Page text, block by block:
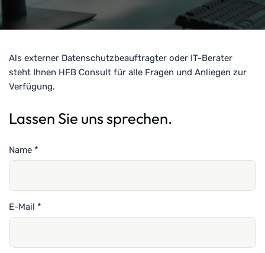
Als externer Datenschutzbeauftragter oder IT-Berater
steht Ihnen HFB Consult für alle Fragen und Anliegen zur
Verfügung.
Lassen Sie uns sprechen.
Name *
E-Mail *
Url